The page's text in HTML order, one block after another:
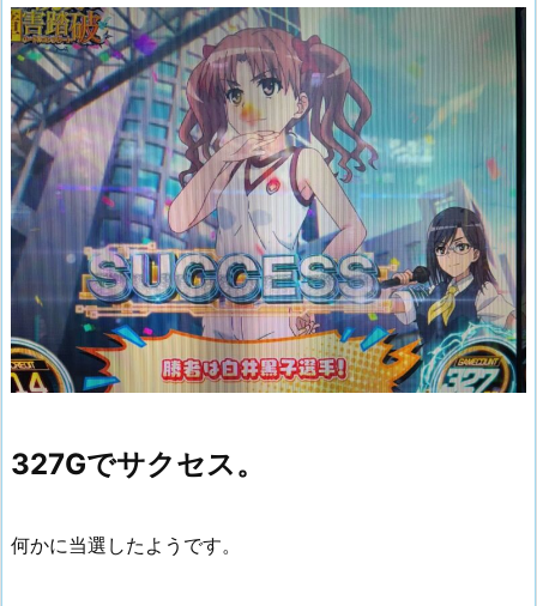
327Gでサクセス。
何かに当選したようです。